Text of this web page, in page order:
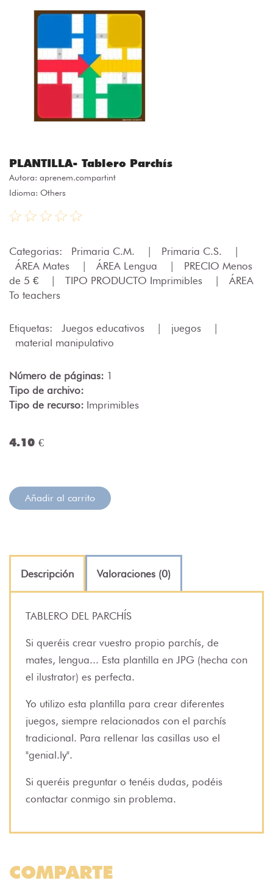
PLANTILLA- Tablero Parchís
Autora: aprenem.compartint
Idioma: Others
Categorias: Primaria C.M. | Primaria C.S.
|
ÁREA Mates
| ÁREA Lengua |
PRECIO Menos
de 5 €
| TIPO PRODUCTO Imprimibles |
ÁREA
To teachers
Etiquetas: Juegos educativos | juegos
|
material manipulativo
Número de páginas: 1
Tipo de archivo:
Tipo de recurso: Imprimibles
4.10 €
Añadir al carrito
Descripción Valoraciones (0)
TABLERO DEL PARCHÍS
Si queréis crear vuestro propio parchís, de
mates, lengua... Esta plantilla en JPG (hecha con
el ilustrator) es perfecta.
Yo utilizo esta plantilla para crear diferentes
juegos, siempre relacionados con el parchís
tradicional. Para rellenar las casillas uso el
"genial.ly".
Si queréis preguntar o tenéis dudas, podéis
contactar conmigo sin problema.
COMPARTE